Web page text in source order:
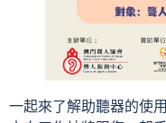
一起來了解助聽器的使